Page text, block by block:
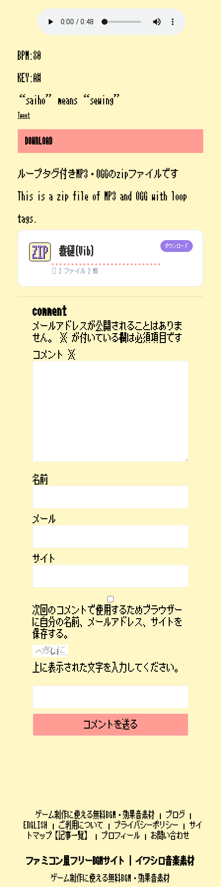
BPM:80
KEY:A#
“saiho” means “sewing”
Tweet
DOWNLOAD
ループタグ付きMP3・OGGのzipファイルです
This is a zip file of MP3 and OGG with loop
tags.
裁縫(Vib)
1 ファイル 2 MB
ダウンロード
comment
メールアドレスが公開されることはありま
せん。
※ が付いている欄は必須項目です
コメント ※
名前
メール
サイト
次回のコメントで使用するためブラウザー
に自分の名前、メールアドレス、サイトを
保存する。
上に表示された文字を入力してください。
ゲーム制作に使える無料BGM・効果音素材
ブログ
ENGLISH
ご利用について プライバシーポリシー
サイ
トマップ【記事一覧】
プロフィール お問い合わせ
ファミコン風フリーBGMサイト | イワシロ音楽素材
ゲーム制作に使える無料BGM・効果音素材